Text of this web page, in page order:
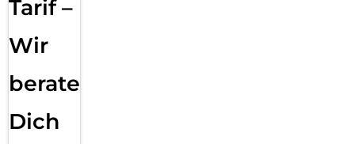
Tarif –
Wir
beraten
Dich